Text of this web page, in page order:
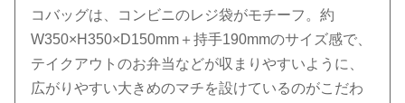
コバッグは、コンビニのレジ袋がモチーフ。約
W350×H350×D150mm＋持手190mmのサイズ感で、
テイクアウトのお弁当などが収まりやすいように、
広がりやすい大きめのマチを設けているのがこだわ